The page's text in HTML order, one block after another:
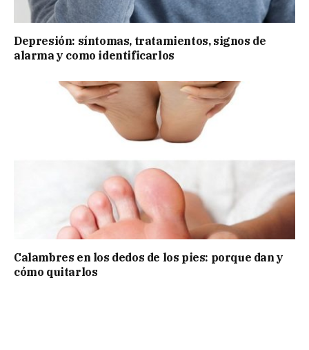
Depresión: síntomas, tratamientos, signos de
alarma y como identificarlos
Calambres en los dedos de los pies: porque dan y
cómo quitarlos